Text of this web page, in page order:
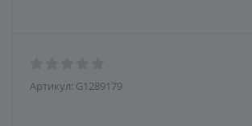
Артикул: G1289179